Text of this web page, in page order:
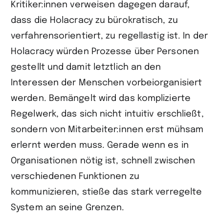
Kritiker:innen verweisen dagegen darauf,
dass die Holacracy zu bürokratisch, zu
verfahrensorientiert, zu regellastig ist. In der
Holacracy würden Prozesse über Personen
gestellt und damit letztlich an den
Interessen der Menschen vorbeiorganisiert
werden. Bemängelt wird das komplizierte
Regelwerk, das sich nicht intuitiv erschließt,
sondern von Mitarbeiter:innen erst mühsam
erlernt werden muss. Gerade wenn es in
Organisationen nötig ist, schnell zwischen
verschiedenen Funktionen zu
kommunizieren, stieße das stark verregelte
System an seine Grenzen.